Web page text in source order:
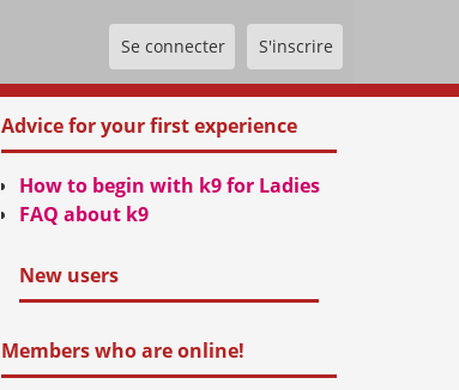
Se connecter S'inscrire
Advice for your first experience
How to begin with k9 for Ladies
FAQ about k9
New users
Members who are online!